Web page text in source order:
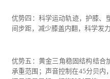
优势四：科学运动轨迹，护膝、
间步距，减少膝盖内翻，科学发
优势五：黄金三角稳固结构结合
承重范围；声音控制在45分贝内